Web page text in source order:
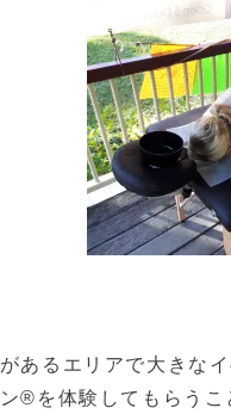
あるエリアで大きな
®を体験してもらうこ